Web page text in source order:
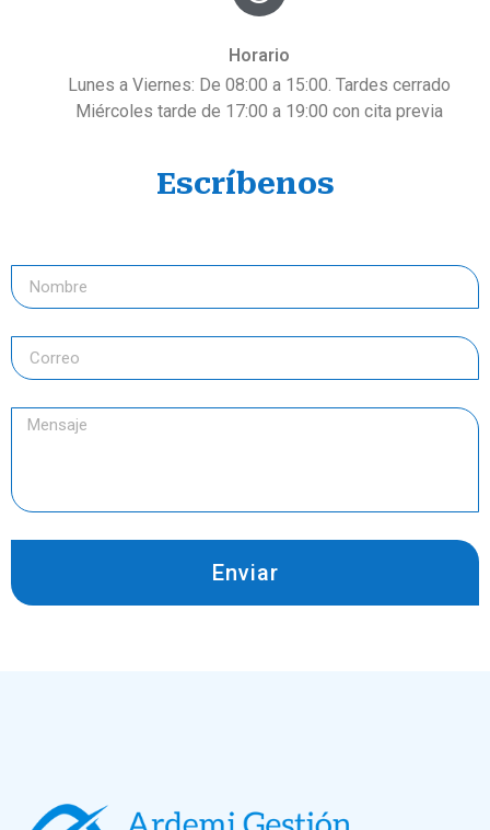
Horario
Lunes a Viernes: De 08:00 a 15:00. Tardes cerrado
Miércoles tarde de 17:00 a 19:00 con cita previa
Escríbenos
Enviar